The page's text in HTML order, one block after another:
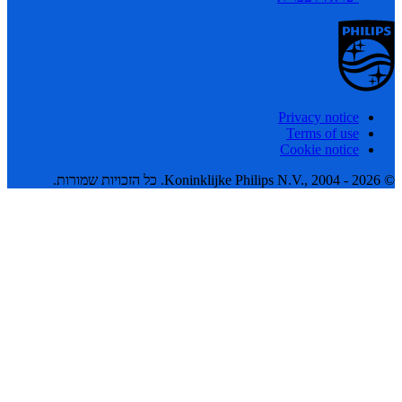
Privacy notice
Terms of use
Cookie notice